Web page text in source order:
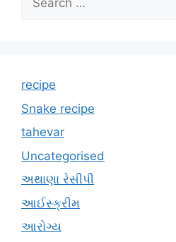
for:
recipe
Snake recipe
tahevar
Uncategorised
અથાણા રેસીપી
આઈસ્ક્રીમ
આરોગ્ય